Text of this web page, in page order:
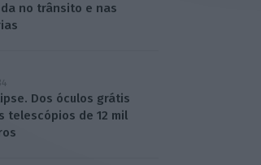
no trânsito e nas
Dos óculos grátis
telescópios de 12 mil